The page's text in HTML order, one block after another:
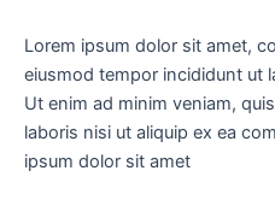
Lorem ipsum dolor sit amet,
eiusmod tempor incididunt ut
Ut enim ad minim veniam,
laboris nisi ut aliquip ex ea
ipsum dolor sit amet